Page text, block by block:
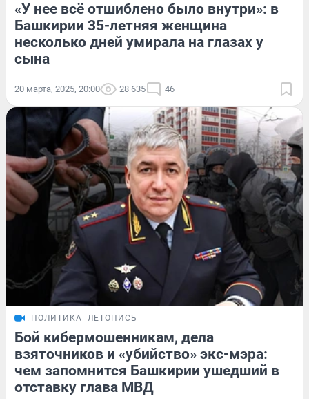
«У нее всё отшиблено было внутри»: в
Башкирии 35-летняя женщина
несколько дней умирала на глазах у
сына
20 марта, 2025, 20:00 28 635 46
ПОЛИТИКА ЛЕТОПИСЬ
Бой кибермошенникам, дела
взяточников и «убийство» экс-мэра:
чем запомнится Башкирии ушедший в
отставку глава МВД